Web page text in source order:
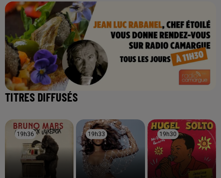
TITRES DIFFUSÉS
19h36
19h36 19h33
19h33 19h30
19h30